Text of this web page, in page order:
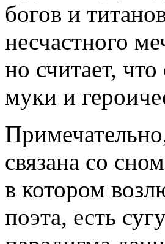
богов и
несчастного
но считает,
муки и
связана со
в котором
поэта, есть